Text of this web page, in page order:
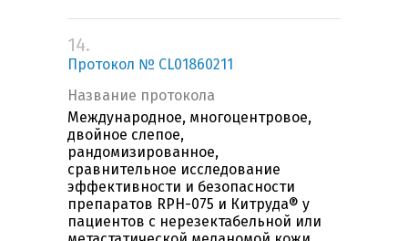
14.
Протокол № CL01860211
Название протокола
Международное, многоцентровое,
двойное слепое,
рандомизированное,
сравнительное исследование
эффективности и безопасности
препаратов RPH-075 и Китруда® у
пациентов с нерезектабельной или